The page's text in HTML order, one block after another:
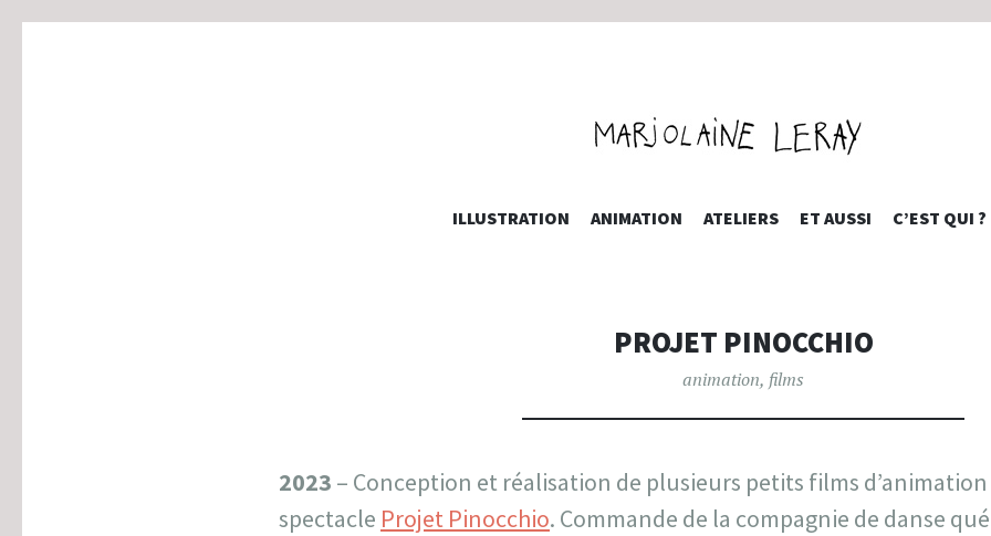
MARJOLAINE LERAY
ALLER
ILLUSTRATION ANIMATION ATELIERS ET AUSSI C’EST QUI ?
PROJET PINOCCHIO
animation, films
2023 – Conception et réalisation de plusieurs petits films
spectacle Projet Pinocchio. Commande de la compagnie de danse